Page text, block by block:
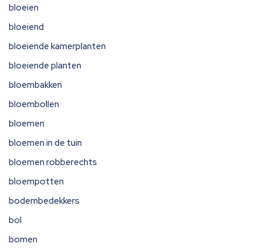
bloeien
bloeiend
bloeiende kamerplanten
bloeiende planten
bloembakken
bloembollen
bloemen
bloemen in de tuin
bloemen robberechts
bloempotten
bodembedekkers
bol
bomen